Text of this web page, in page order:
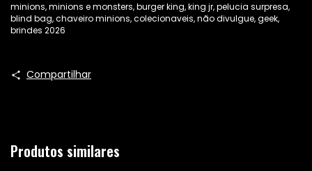
minions, minions e monsters, burger king, king jr, pelucia surpresa,
blind bag, chaveiro minions, colecionaveis, não divulgue, geek,
brindes 2026
Compartilhar
Produtos similares